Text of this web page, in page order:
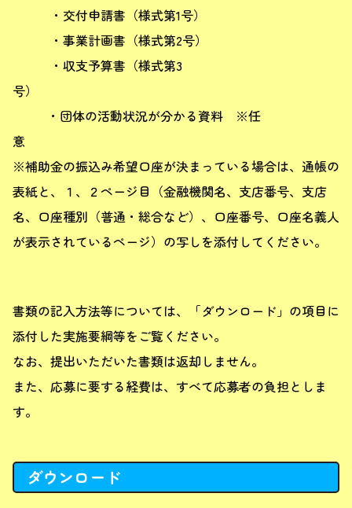
・交付申請書（様式第1号）
・事業計画書（様式第2号）
・収支予算書（様式第3
・団体の活動状況が分かる資料 ※任
※補助金の振込み希望口座が決まっている場合は、通帳の
表紙と、１、２ページ目（金融機関名、支店番号、支店
名、口座種別（普通・総合など）、口座番号、口座名義人
が表示されているページ）の写しを添付してください。
書類の記入方法等については、「ダウンロード」の項目に
添付した実施要綱等をご覧ください。
なお、提出いただいた書類は返却しません。
また、応募に要する経費は、すべて応募者の負担としま
す。
ダウンロード